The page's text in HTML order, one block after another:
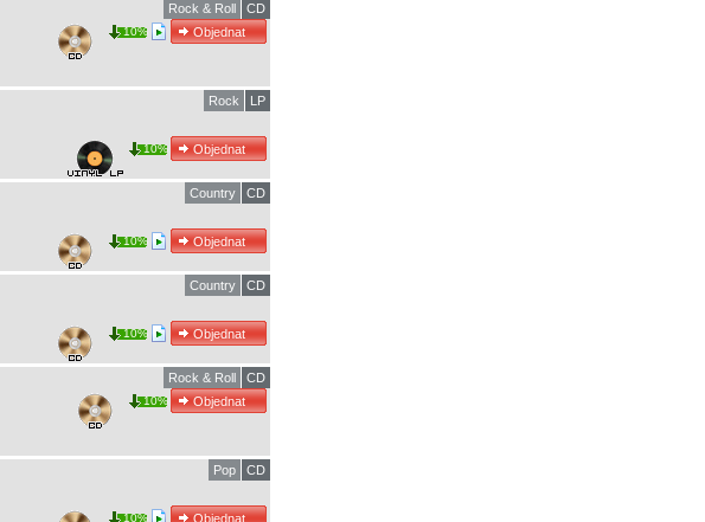
CD
Rock & Roll
10%
LP
Rock
10%
CD
Country
10%
CD
Country
10%
CD
Rock & Roll
10%
CD
Pop
10%